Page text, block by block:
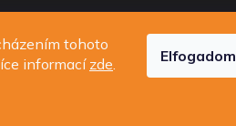
tohoto
informací zde. Elfogadom
a příslušenství . Minden jog fenntartva.